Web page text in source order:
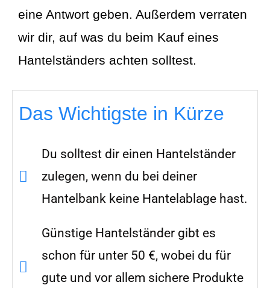
eine Antwort geben. Außerdem verraten
wir dir, auf was du beim Kauf eines
Hantelständers achten solltest.
Das Wichtigste in Kürze
Du solltest dir einen Hantelständer
zulegen, wenn du bei deiner
Hantelbank keine Hantelablage hast.
Günstige Hantelständer gibt es
schon für unter 50 €, wobei du für
gute und vor allem sichere Produkte